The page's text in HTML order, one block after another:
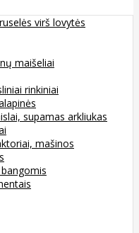
virš lovytės
maišeliai
rinkiniai
supamas arkliukas
mašinos